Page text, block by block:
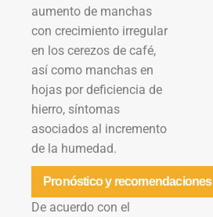
aumento de manchas
con crecimiento irregular
en los cerezos de café,
así como manchas en
hojas por deficiencia de
hierro, síntomas
asociados al incremento
de la humedad.
Pronóstico y recomendaciones
De acuerdo con el